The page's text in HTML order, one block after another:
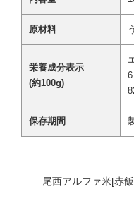
原材料
栄養成分表示
(約100g)
保存期間
尾西アルファ米[赤